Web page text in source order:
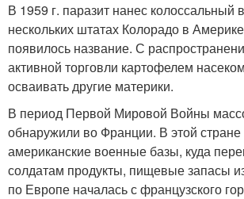
В 1959 г. паразит нанес колоссальный
нескольких штатах Колорадо в
появилось название. С
активной торговли картофелем
осваивать другие материки.
В период Первой Мировой Войны
обнаружили во Франции. В этой
американские военные базы, куда
солдатам продукты, пищевые запасы
по Европе началась с французского